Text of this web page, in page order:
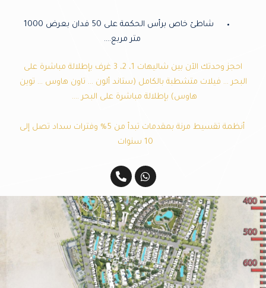
شاطئ خاص برأس الحكمة على 50 فدان بعرض 1000
متر مربع….
احجز وحدتك الآن بين
شاليهات 1، 2، 3 غرف بإطلالة مباشرة على
البحر … فيلات متشطبة بالكامل (ستاند ألون … تاون هاوس … توين
هاوس) بإطلالة مباشرة على البحر ….
أنظمة تقسيط مرنة بمقدمات تبدأ من 5% وفترات سداد تصل إلى
10 سنوات
W
h
a
t
s
a
p
p
P
h
o
n
e
-
a
l
t